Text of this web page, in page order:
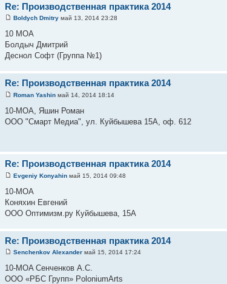
Re: Производственная практика 2014
Boldych Dmitry май 13, 2014 23:28
10 МОА
Болдыч Дмитрий
Деснол Софт (Группа №1)
Re: Производственная практика 2014
Roman Yashin май 14, 2014 18:14
10-МОА, Яшин Роман
ООО "Смарт Медиа", ул. Куйбышева 15А, оф. 612
Re: Производственная практика 2014
Evgeniy Konyahin май 15, 2014 09:48
10-МОА
Коняхин Евгений
ООО Оптимизм.ру Куйбышева, 15А
Re: Производственная практика 2014
Senchenkov Alexander май 15, 2014 17:24
10-MOA Сенченков А.С.
ООО «РБС Групп» PoloniumArts